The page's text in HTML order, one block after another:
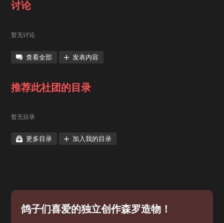
讨论
暂无讨论
查看全部 发表内容
推荐此社团的目录
暂无目录
更多目录 加入我的目录
鸽子们喜爱的独立创作森罗造物！